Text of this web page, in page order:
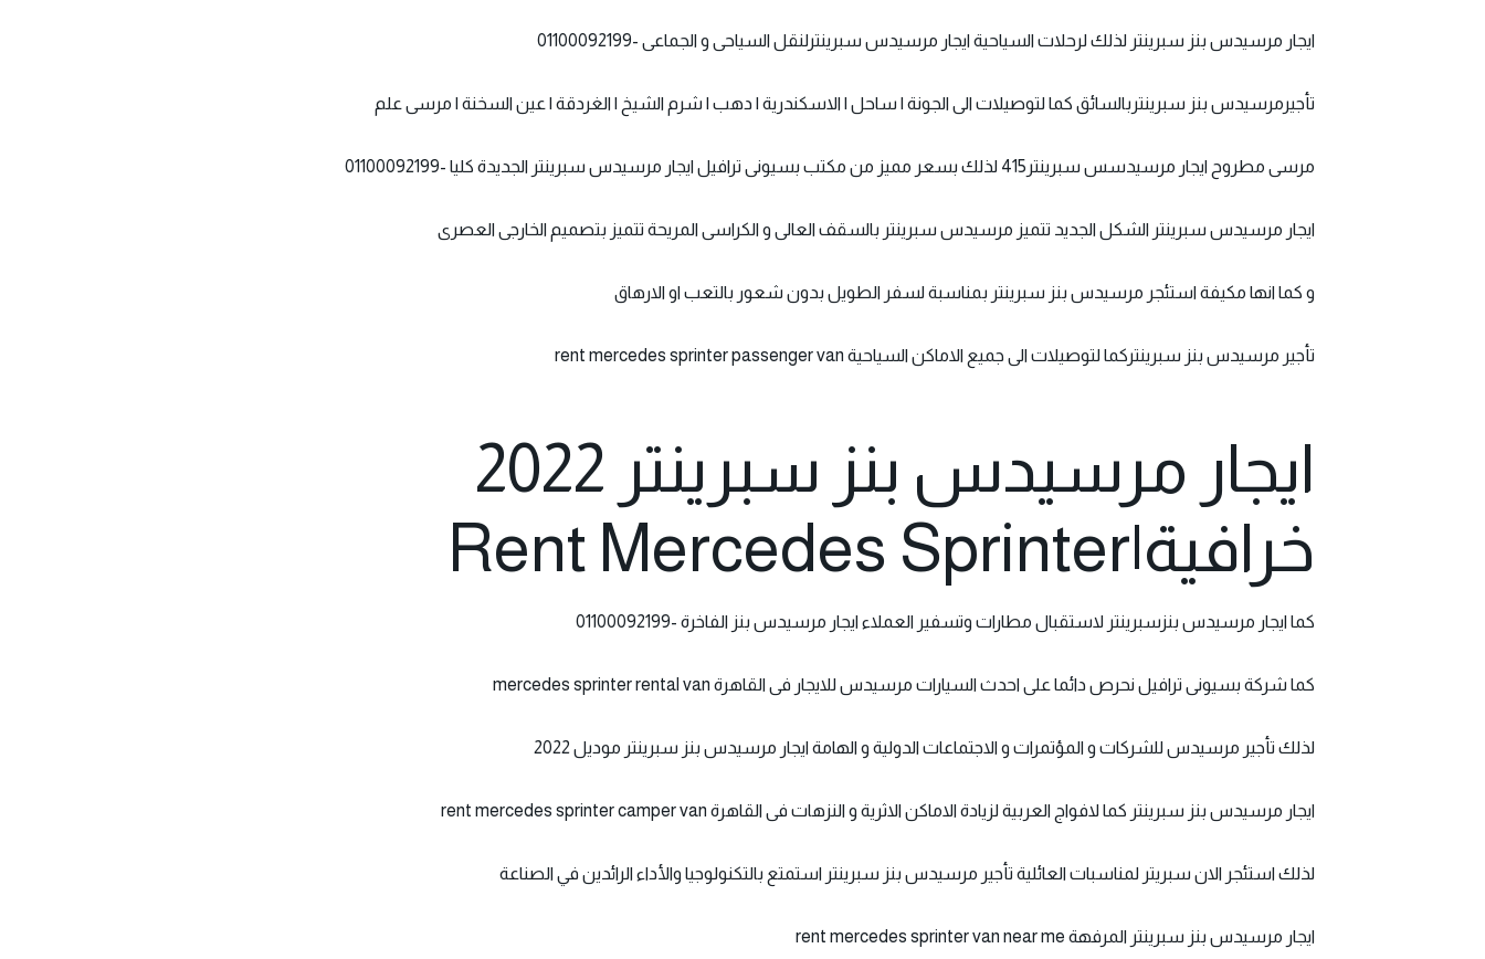
ايجار مرسيدس بنز سبرينتر لذلك لرحلات السياحية ايجار مرسيدس سبرينترلنقل السياحى و الجماعى -01100092199
تأجيرمرسيدس بنز سبرينتربالسائق كما لتوصيلات الى الجونة | ساحل | الاسكندرية | دهب | شرم الشيخ | الغردقة | عين السخنة | مرسى علم
مرسى مطروح ايجار مرسيدسس سبرينتر415 لذلك بسعر مميز من مكتب بسيونى ترافيل ايجار مرسيدس سبرينتر الجديدة كليا -01100092199
ايجار مرسيدس سبرينتر الشكل الجديد تتميز مرسيدس سبرينتر بالسقف العالى و الكراسى المريحة تتميز بتصميم الخارجى العصرى
و كما انها مكيفة استئجر مرسيدس بنز سبرينتر بمناسبة لسفر الطويل بدون شعور بالتعب او الارهاق
تأجير مرسيدس بنز سبرينتركما لتوصيلات الى جميع الاماكن السياحية rent mercedes sprinter passenger van
ايجار مرسيدس بنز سبرينتر 2022
خرافية|Rent Mercedes Sprinter
كما ايجار مرسيدسبنزسبرينتر لاستقبال مطارات وتسفير العملاء ايجار مرسيدس بنز الفاخرة -01100092199
كما شركة بسيونى ترافيل نحرص دائما على احدث السيارات مرسيدس للايجار فى القاهرة mercedes sprinter rental van
لذلك تأجير مرسيدس للشركات و المؤتمرات و الاجتماعات الدولية و الهامة ايجار مرسيدس بنز سبرينتر موديل 2022
ايجار مرسيدس بنز سبرينتر كما لافواج العربية لزيادة الاماكن الاثرية و النزهات فى القاهرة rent mercedes sprinter camper van
لذلك استئجر الان سبريتر لمناسبات العائلية تأجير مرسيدس بنز سبرينتر استمتع بالتكنولوجيا والأداء الرائدين في الصناعة
ايجار مرسيدس بنز سبرينتر المرفهة rent mercedes sprinter van near me